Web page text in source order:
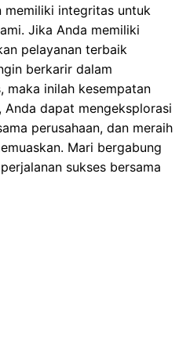
memiliki integritas untuk
Jika Anda memiliki
pelayanan terbaik
berkarir dalam
maka inilah kesempatan
Anda dapat mengeksplorasi
perusahaan, dan meraih
Mari bergabung
sukses bersama